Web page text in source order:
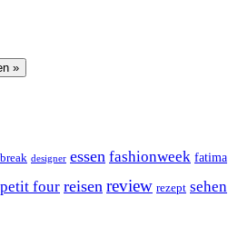
designer essen fashionweek fatima
petit four reisen review rezept sehen